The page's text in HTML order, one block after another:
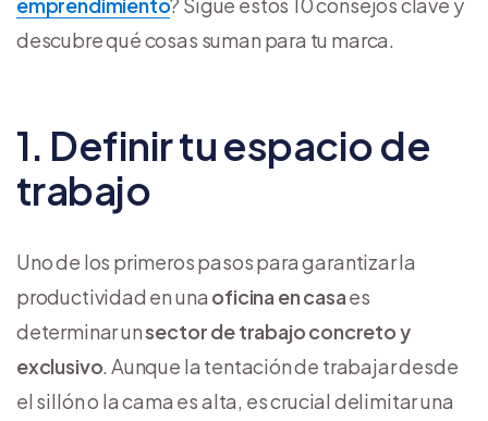
descubre qué cosas suman para tu marca.
1. Definir tu espacio de
trabajo
Uno de los primeros pasos para garantizar la
productividad en una oficina en casaes
determinar unsector de trabajo concreto y
exclusivo. Aunque la tentación de trabajar desde
el sillón o la cama es alta, es crucial delimitar una